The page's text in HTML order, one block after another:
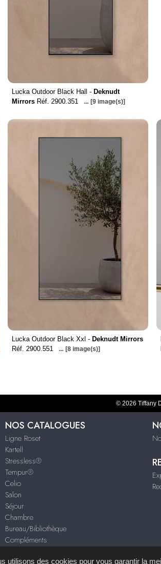
Lucka Outdoor Black Hall - Deknudt
Mirrors Réf. 2900.351 ... [9 image(s)]
Lucka Outdoor Black Xxl - Deknudt Mirrors
Réf. 2900.551
... [8 image(s)]
© 2026 Tiffany
NOS CATALOGUES
Ligne Roset
Kartell
Stressless®
Tempur®
Celio
Salon
Séjour
Chambre
Bureau/Bibliothèque
Compléments
utilisons des cookies pour vous garantir la